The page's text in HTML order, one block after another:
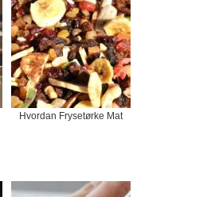
Hvordan Frysetørke Mat